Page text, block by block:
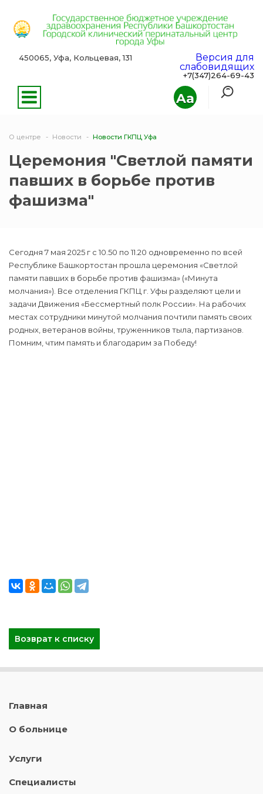
Aa
450065, Уфа, Кольцевая, 131
Версия для
слабовидящих
+7(347)264-69-43
О центре Новости Новости ГКПЦ Уфа
Церемония "Светлой памяти
павших в борьбе против
фашизма"
Сегодня 7 мая 2025 г с 10.50 по 11.20 одновременно по всей
Республике Башкортостан прошла церемония «Светлой
памяти павших в борьбе против фашизма» («Минута
молчания»). Все отделения ГКПЦ г. Уфы разделяют цели и
задачи Движения «Бессмертный полк России». На рабочих
местах сотрудники минутой молчания почтили память своих
родных, ветеранов войны, труженников тыла, партизанов.
Помним, чтим память и благодарим за Победу!
Возврат к списку
Главная
О больнице
Услуги
Специалисты